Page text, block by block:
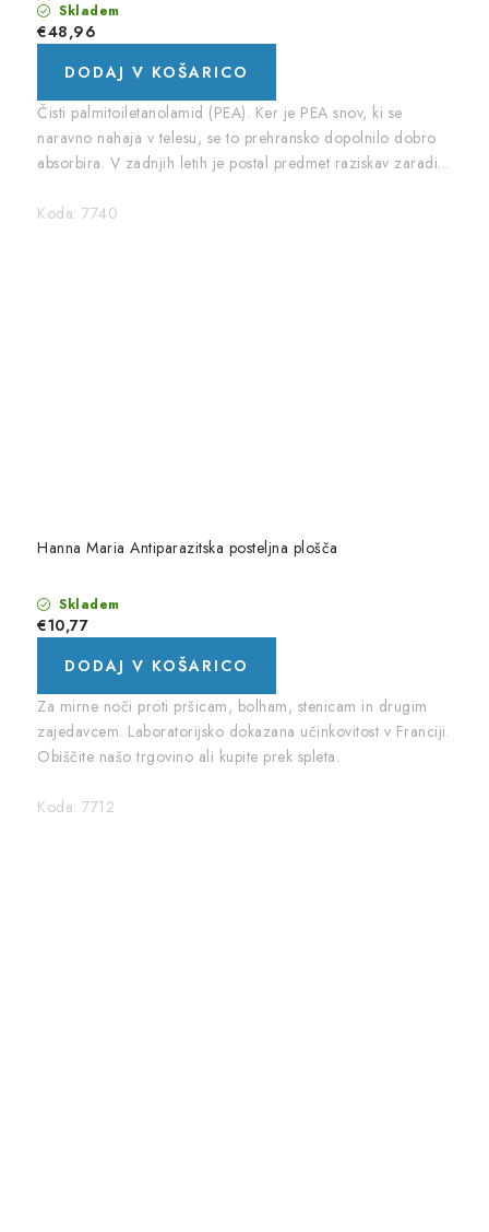
Skladem
€48,96
DODAJ V KOŠARICO
Čisti palmitoiletanolamid (PEA). Ker je PEA snov, ki se
naravno nahaja v telesu, se to prehransko dopolnilo dobro
absorbira. V zadnjih letih je postal predmet raziskav zaradi...
Koda: 7740
Hanna Maria Antiparazitska posteljna plošča
Skladem
€10,77
DODAJ V KOŠARICO
Za mirne noči proti pršicam, bolham, stenicam in drugim
zajedavcem. Laboratorijsko dokazana učinkovitost v Franciji.
Obiščite našo trgovino ali kupite prek spleta.
Koda: 7712